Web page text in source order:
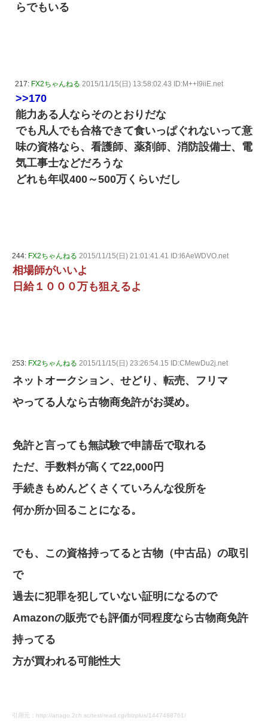
らでもいる
217: FX2ちゃんねる 2015/11/15(日) 13:58:02.43 ID:M++I9iiE.net
>>170
能力ある人ならそのとおりだな
でも凡人でも合格できて食いっぱぐれないって意
味の資格なら、看護師、薬剤師、消防設備士、電
気工事士などだろうな
どれも年収400～500万くらいだし
244: FX2ちゃんねる 2015/11/15(日) 21:01:41.41 ID:l6AeWDVO.net
相場師がいいよ
日給１０００万も狙えるよ
253: FX2ちゃんねる 2015/11/15(日) 23:26:54.15 ID:CMewDu2j.net
ネットオークション、せどり、転売、フリマ
やってる人なら古物商免許がお奨め。
免許と言っても無試験で申請岳で取れる
ただ、手数料が高くて22,000円
手続きもめんどくさくていろんな役所を
何か所か回ることになる。
でも、この資格持ってると古物（中古品）の取引
で
過去に犯罪を犯していない証明になるので
Amazonの販売でも評価が同程度なら古物商免許
持ってる
方が買われる可能性大
引用元：http://anago.2ch.sc/test/read.cgi/bizplus/1447488761/